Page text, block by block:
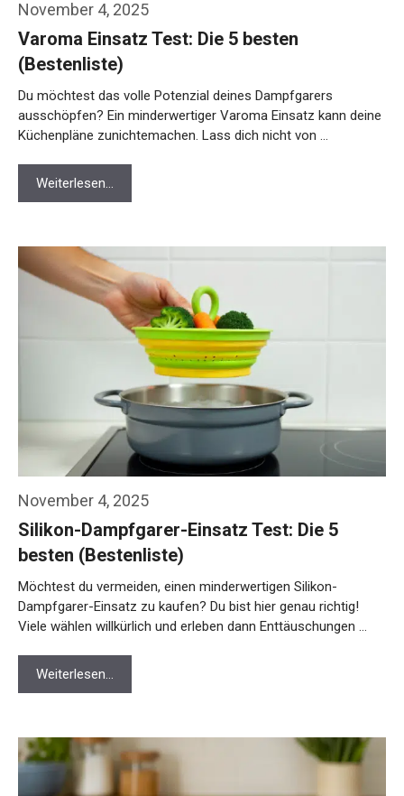
November 4, 2025
Varoma Einsatz Test: Die 5 besten
(Bestenliste)
Du möchtest das volle Potenzial deines Dampfgarers
ausschöpfen? Ein minderwertiger Varoma Einsatz kann deine
Küchenpläne zunichtemachen. Lass dich nicht von …
Weiterlesen…
November 4, 2025
Silikon-Dampfgarer-Einsatz Test: Die 5
besten (Bestenliste)
Möchtest du vermeiden, einen minderwertigen Silikon-
Dampfgarer-Einsatz zu kaufen? Du bist hier genau richtig!
Viele wählen willkürlich und erleben dann Enttäuschungen …
Weiterlesen…